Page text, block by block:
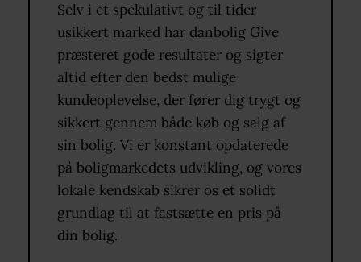
Selv i et spekulativt og til tider
usikkert marked har danbolig Give
præsteret gode resultater og sigter
altid efter den bedst mulige
kundeoplevelse, der fører dig trygt og
sikkert gennem både køb og salg af
sin bolig. Vi er konstant opdaterede
på boligmarkedets udvikling, og vores
lokale kendskab sikrer os et solidt
grundlag til at fastsætte en pris på
din bolig.